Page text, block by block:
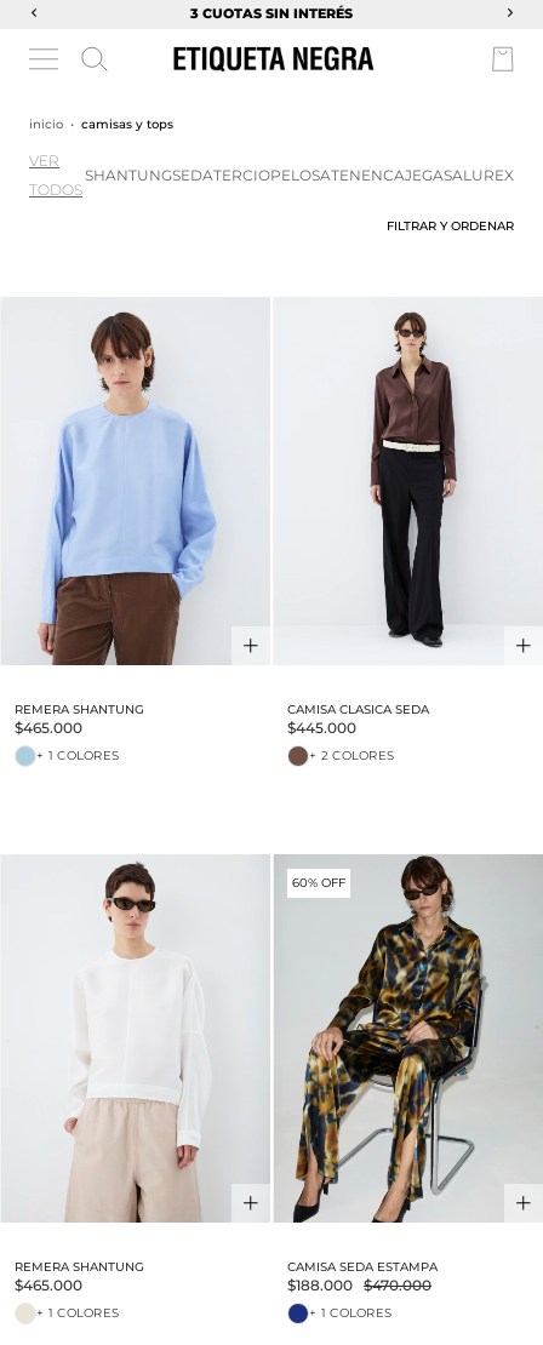
3 CUOTAS SIN INTERÉS
inicio • camisas y tops
VER
TODOS
SHANTUNGSEDATERCIOPELOSATENENCAJEGASALUREX
FILTRAR Y ORDENAR
REMERA SHANTUNG
$465.000
+ 1 COLORES
CAMISA CLASICA SEDA
$445.000
+ 2 COLORES
REMERA SHANTUNG
$465.000
+ 1 COLORES
60% OFF
CAMISA SEDA ESTAMPA
$188.000 $470.000
+ 1 COLORES